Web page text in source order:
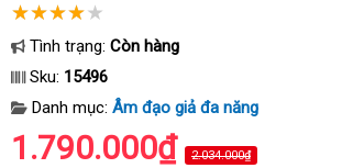
Tình trạng: Còn hàng
Sku: 15496
Danh mục: Âm đạo giả đa năng
1.790.000₫ 2.034.000₫